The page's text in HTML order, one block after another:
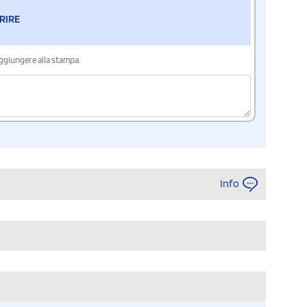
alla stampa.
Info